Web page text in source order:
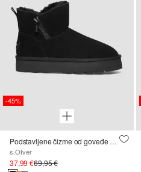
-45%
Podstavljene čizme od goveđe kože
s.Oliver
37,99 €69,95 €